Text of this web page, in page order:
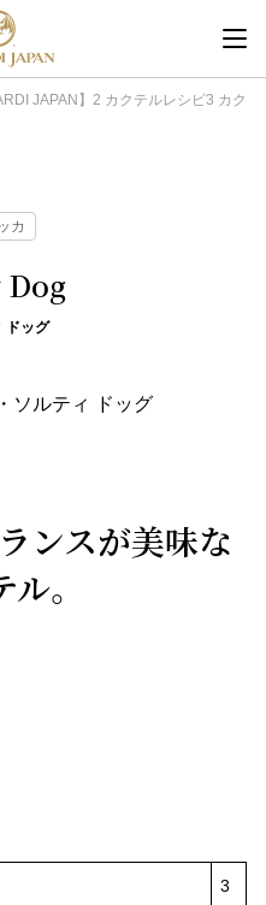
JAPAN】 カクテルレシピ カクテ
カ
ドッグ
ンスが美味な
。
3